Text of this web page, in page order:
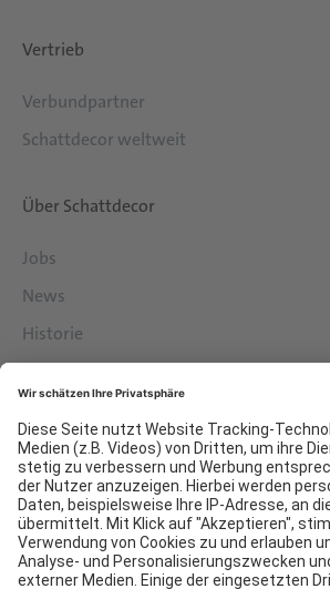
Vertrieb
Verbundpartner
Schattdecor weltweit
Über Schattdecor
Jobs
News
Historie
Services
Downloads
Kontakt
EDI